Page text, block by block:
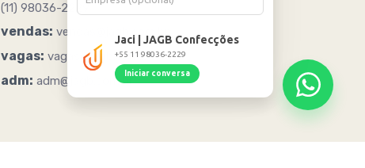
(11) 98036-2229
vendas: vendas@jagb.com.br
vagas: vagas@jagb.com.br
adm: adm@jagb.com.br
Jaci | JAGB Confecções
+55 11 98036-2229
Iniciar conversa